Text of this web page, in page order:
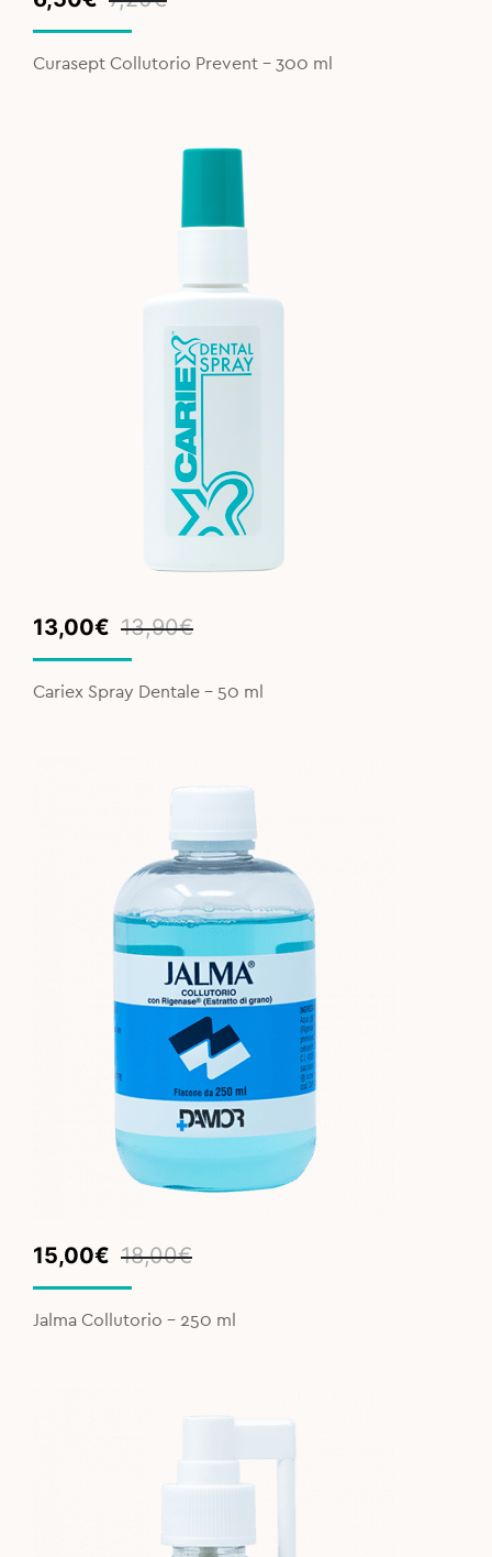
price
was:
7,20€.
price
is:
6,50€.
Curasept Collutorio Prevent - 300 ml
13,90€
Original
price
was:
13,90€.
13,00€
Current
price
is:
13,00€.
Cariex Spray Dentale - 50 ml
18,00€
Original
price
was:
18,00€.
15,00€
Current
price
is:
15,00€.
Jalma Collutorio - 250 ml